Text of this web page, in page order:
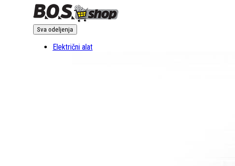
Sva odeljenja
Električni alat